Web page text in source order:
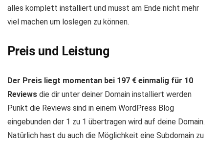
alles komplett installiert und musst am Ende nicht mehr
viel machen um loslegen zu können.
Preis und Leistung
Der Preis liegt momentan bei 197 € einmalig für 10
Reviews die dir unter deiner Domain installiert werden
Punkt die Reviews sind in einem WordPress Blog
eingebunden der 1 zu 1 übertragen wird auf deine Domain.
Natürlich hast du auch die Möglichkeit eine Subdomain zu